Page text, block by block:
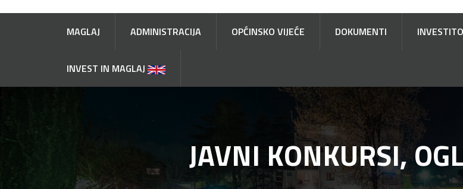
MAGLAJ ADMINISTRACIJA OPĆINSKO VIJEĆE DOKUMENTI
INVEST IN MAGLAJ
JAVNI KONKURSI,